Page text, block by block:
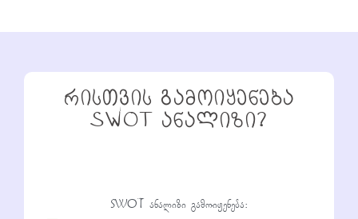
რისთვის გამოიყენება
SWOT ანალიზი?
SWOT ანალიზი გამოიყენება: